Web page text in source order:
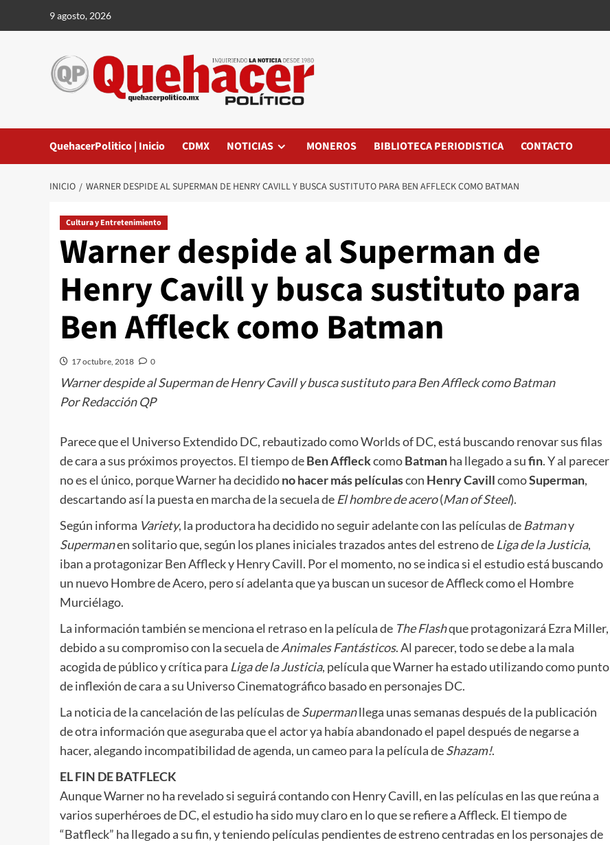
9 agosto, 2026
QuehacerPolitico | Inicio CDMX NOTICIAS MONEROS BIBLIOTECA PERIODISTICA CONTACTO
INICIO WARNER DESPIDE AL SUPERMAN DE HENRY CAVILL Y BUSCA SUSTITUTO PARA BEN AFFLECK COMO BATMAN
Cultura y Entretenimiento
Warner despide al Superman de
Henry Cavill y busca sustituto para
Ben Affleck como Batman
17 octubre, 2018 0
Warner despide al Superman de Henry Cavill y busca sustituto para Ben Affleck como Batman
Por Redacción QP
Parece que el Universo Extendido DC, rebautizado como Worlds of DC, está buscando renovar sus filas
de cara a sus próximos proyectos. El tiempo deBen AffleckcomoBatmanha llegado a sufin. Y al parecer
no es el único, porque Warner ha decididono hacer más películascon Henry CavillcomoSuperman,
descartando así la puesta en marcha de la secuela de El hombre de acero(Man of Steel).
Según informa Variety, la productora ha decidido no seguir adelante con las películas de Batmany
Supermanen solitario que, según los planes iniciales trazados antes del estreno de Liga de la Justicia,
iban a protagonizar Ben Affleck y Henry Cavill. Por el momento, no se indica si el estudio está buscando
un nuevo Hombre de Acero, pero sí adelanta que ya buscan un sucesor de Affleck como el Hombre
Murciélago.
La información también se menciona el retraso en la película de The Flashque protagonizará Ezra Miller,
debido a su compromiso con la secuela deAnimales Fantásticos. Al parecer, todo se debe a la mala
acogida de público y crítica para Liga de la Justicia, película que Warner ha estado utilizando como punto
de inflexión de cara a su Universo Cinematográfico basado en personajes DC.
La noticia de la cancelación de las películas deSupermanllega unas semanas después de la publicación
de otra información que aseguraba que el actor ya había abandonado el papel después de negarse a
hacer, alegando incompatibilidad de agenda, un cameo para la película deShazam!.
EL FIN DE BATFLECK
Aunque Warner no ha revelado si seguirá contando con Henry Cavill, en las películas en las que reúna a
varios superhéroes de DC, el estudio ha sido muy claro en lo que se refiere a Affleck. El tiempo de
“Batfleck” ha llegado a su fin, y teniendo películas pendientes de estreno centradas en los personajes de